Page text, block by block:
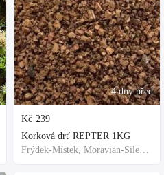
4 dny před
Kč 239
Korková drť REPTER 1KG
Frýdek-Místek, Moravian-Silesian Region,Others